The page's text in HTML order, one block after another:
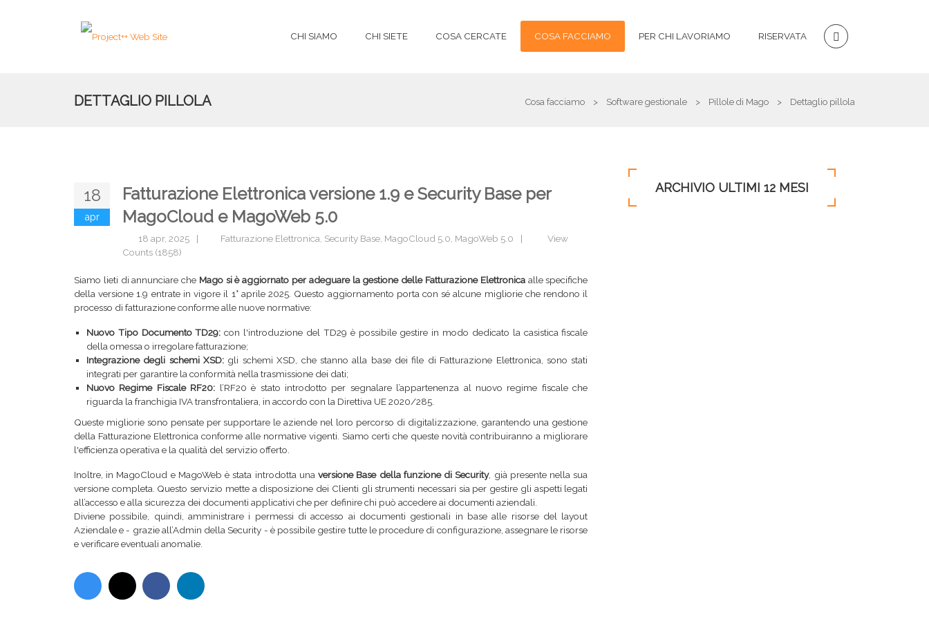
CHI SIAMO CHI SIETE COSA CERCATE COSA FACCIAMO PER CHI LAVORIAMO RISERVATA
DETTAGLIO PILLOLA Cosa facciamo > Software gestionale > Pillole di Mago > Dettaglio pillola
18
apr
Fatturazione Elettronica versione 1.9 e Security Base per
MagoCloud e MagoWeb 5.0
18 apr, 2025 | Fatturazione Elettronica Security Base MagoCloud 5.0 MagoWeb 5.0 |
View
Counts (1858)
Siamo lieti di annunciare che Mago si è aggiornato per adeguare la gestione delle Fatturazione Elettronicaalle specifiche
della versione 1.9 entrate in vigore il 1° aprile 2025. Questo aggiornamento porta con sé alcune migliorie che rendono il
processo di fatturazione conforme alle nuove normative:
Nuovo Tipo Documento TD29:con l'introduzione del TD29 è possibile gestire in modo dedicato la casistica fiscale
della omessa o irregolare fatturazione;
Integrazione degli schemi XSD: gli schemi XSD, che stanno alla base dei file di Fatturazione Elettronica, sono stati
integrati per garantire la conformità nella trasmissione dei dati;
Nuovo Regime Fiscale RF20: l’RF20 è stato introdotto per segnalare l’appartenenza al nuovo regime fiscale che
riguarda la franchigia IVA transfrontaliera, in accordo con la Direttiva UE 2020/285.
Queste migliorie sono pensate per supportare le aziende nel loro percorso di digitalizzazione, garantendo una gestione
della Fatturazione Elettronica conforme alle normative vigenti. Siamo certi che queste novità contribuiranno a migliorare
l'efficienza operativa e la qualità del servizio offerto.
Inoltre, in MagoCloud e MagoWeb è stata introdotta unaversione Base della funzione di Security, già presente nella sua
versione completa. Questo servizio mette a disposizione dei Clienti gli strumenti necessari sia per gestire gli aspetti legati
all’accesso e alla sicurezza dei documenti applicativi che per definire chi può accedere ai documenti aziendali.
Diviene possibile, quindi, amministrare i permessi di accesso ai documenti gestionali in base alle risorse del layout
Aziendale e - grazie all’Admin della Security - è possibile gestire tutte le procedure di configurazione, assegnare le risorse
e verificare eventuali anomalie.
ARCHIVIO ULTIMI 12 MESI